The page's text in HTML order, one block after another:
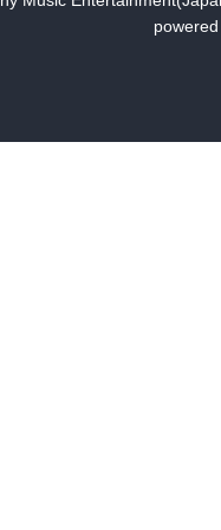
の知られぬはなく、明か
れ、有たぬ人は、その有